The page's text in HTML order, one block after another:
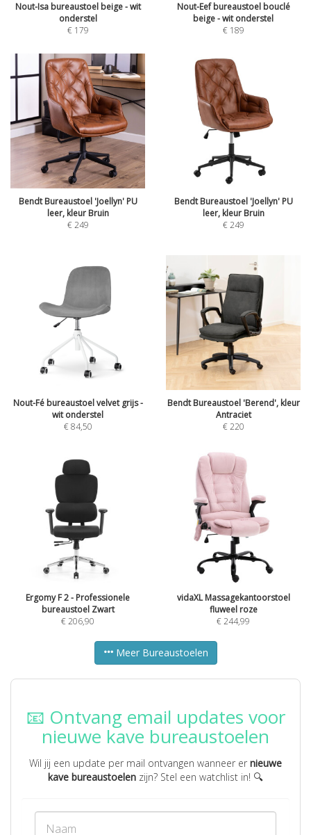
Nout-Isa bureaustoel beige - wit
onderstel
€ 179
Nout-Eef bureaustoel bouclé
beige - wit onderstel
€ 189
Bendt Bureaustoel 'Joellyn' PU
leer, kleur Bruin
€249
Bendt Bureaustoel 'Joellyn' PU
leer, kleur Bruin
€249
Nout-Fé bureaustoel velvet grijs -
wit onderstel
€84,50
Bendt Bureaustoel 'Berend', kleur
Antraciet
€220
Ergomy F 2 - Professionele
bureaustoel Zwart
€206,90
vidaXL Massagekantoorstoel
fluweel roze
€244,99
Meer Bureaustoelen
📧 Ontvang email updates voor
nieuwe kave bureaustoelen
Wil jij een update per mail ontvangen wanneer er nieuwe
kave bureaustoelen zijn? Stel een watchlist in! 🔍